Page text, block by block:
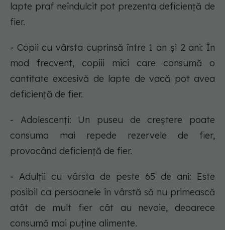
lapte praf neîndulcit pot prezenta deficiență de
fier.
- Copii cu vârsta cuprinsă între 1 an și 2 ani: În
mod frecvent, copiii mici care consumă o
cantitate excesivă de lapte de vacă pot avea
deficiență de fier.
- Adolescenți: Un puseu de creștere poate
consuma mai repede rezervele de fier,
provocând deficiență de fier.
- Adulții cu vârsta de peste 65 de ani: Este
posibil ca persoanele în vârstă să nu primească
atât de mult fier cât au nevoie, deoarece
consumă mai puține alimente.